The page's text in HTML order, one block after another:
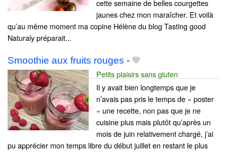
cette semaine de belles courgettes
jaunes chez mon maraîcher. Et voilà
qu’au même moment ma copine Hélène du blog Tasting good
Naturaly préparait...
Smoothie aux fruits rouges -
Petits plaisirs sans gluten
Il y avait bien longtemps que je
n’avais pas pris le temps de « poster
» une recette, non pas que je ne
cuisine plus mais plutôt qu’après un
mois de juin relativement chargé, j’ai
pu apprécier mon temps libre du début juillet en restant le plus